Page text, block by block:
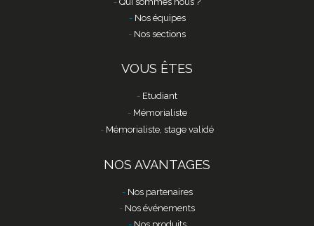
Nos équipes
Nos sections
VOUS ÊTES
Etudiant
Mémorialiste
Mémorialiste, stage validé
NOS AVANTAGES
Nos partenaires
Nos événements